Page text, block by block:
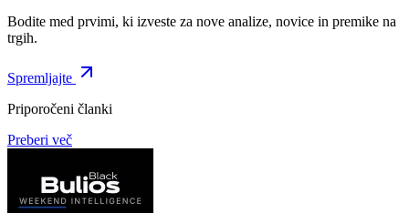
Bodite med prvimi, ki izveste za nove analize, novice in premike na
trgih.
Spremljajte
Priporočeni članki
Preberi več